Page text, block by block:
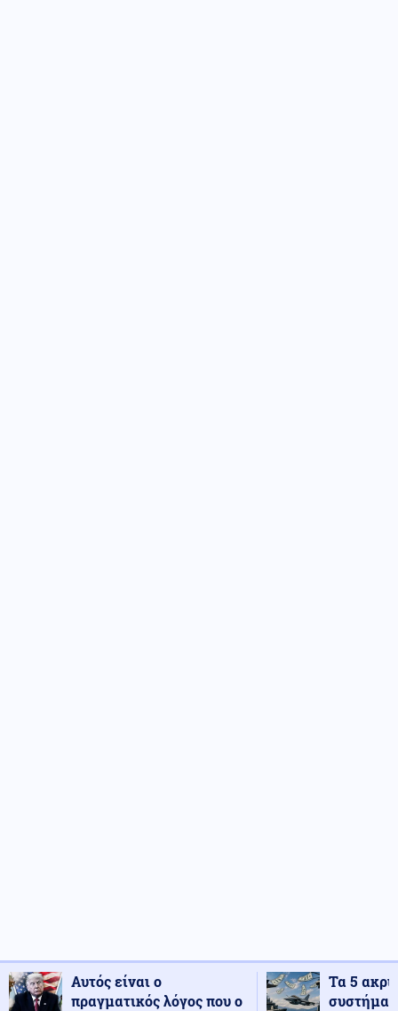
Αυτός είναι ο
πραγματικός λόγος που ο
Τα 5